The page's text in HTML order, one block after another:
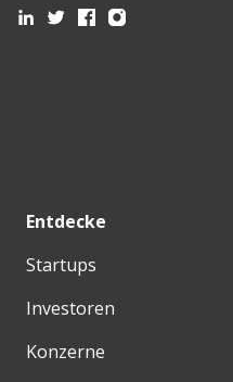
Entdecke
Startups
Investoren
Konzerne